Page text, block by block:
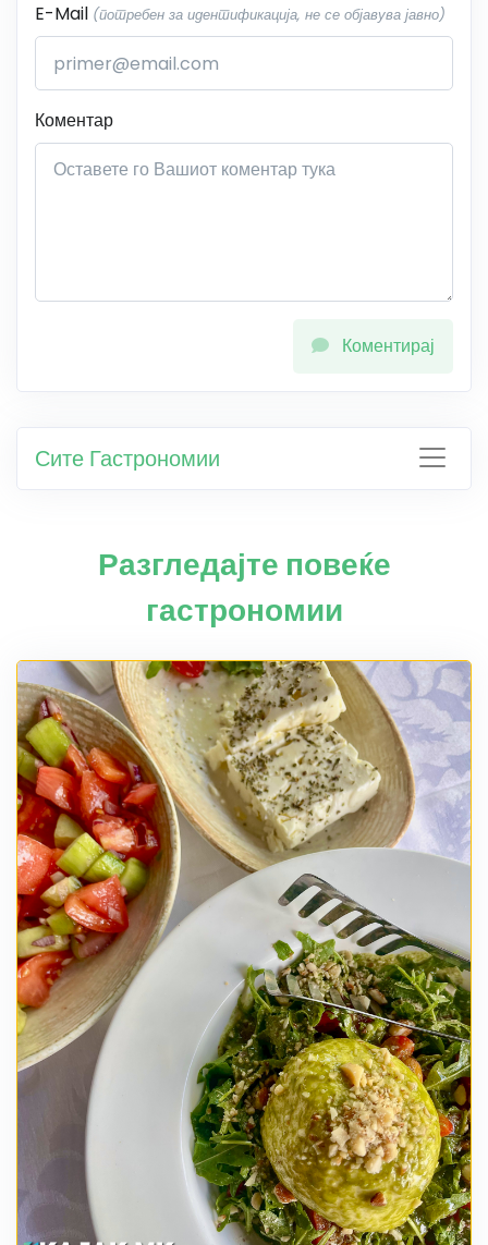
E-Mail (потребен за идентификација, не се објавува јавно)
Коментар
Коментирај
Сите Гастрономии
Разгледајте повеќе
гастрономии